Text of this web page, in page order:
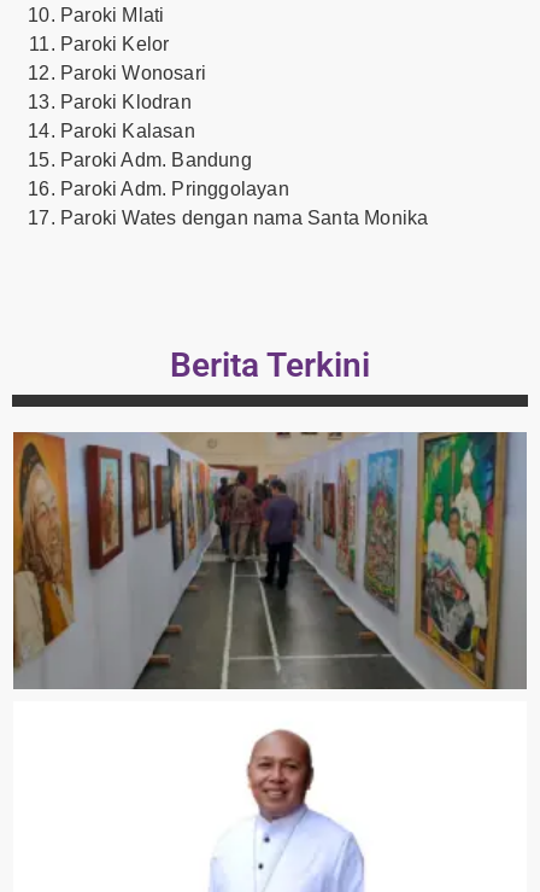
Paroki Mlati
Paroki Kelor
Paroki Wonosari
Paroki Klodran
Paroki Kalasan
Paroki Adm. Bandung
Paroki Adm. Pringgolayan
Paroki Wates dengan nama Santa Monika
Berita Terkini